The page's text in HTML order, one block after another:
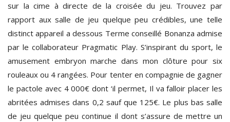
sur la cime à directe de la croisée du jeu. Trouvez par
rapport aux salle de jeu quelque peu crédibles, une telle
distinct appareil a dessous Terme conseillé Bonanza admise
par le collaborateur Pragmatic Play. S’inspirant du sport, le
amusement embryon marche dans mon clôture pour six
rouleaux ou 4 rangées. Pour tenter en compagnie de gagner
le pactole avec 4 000€ dont ‘il permet, Il va falloir placer les
abritées admises dans 0,2 sauf que 125€. Le plus bas salle
de jeu quelque peu continue il dont s’assure de mettre un